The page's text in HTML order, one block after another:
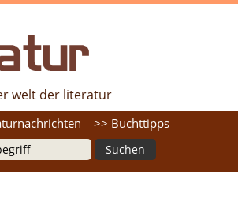
- Nachrichten aus der Welt der
welt der literatur
>> Buchttipps